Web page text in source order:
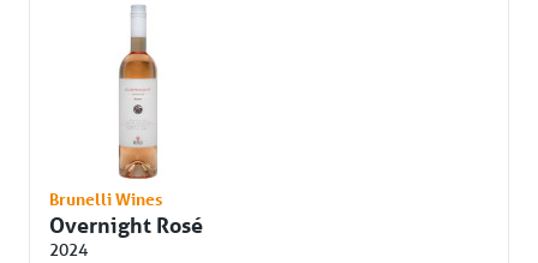
Brunelli Wines
Overnight Rosé
2024